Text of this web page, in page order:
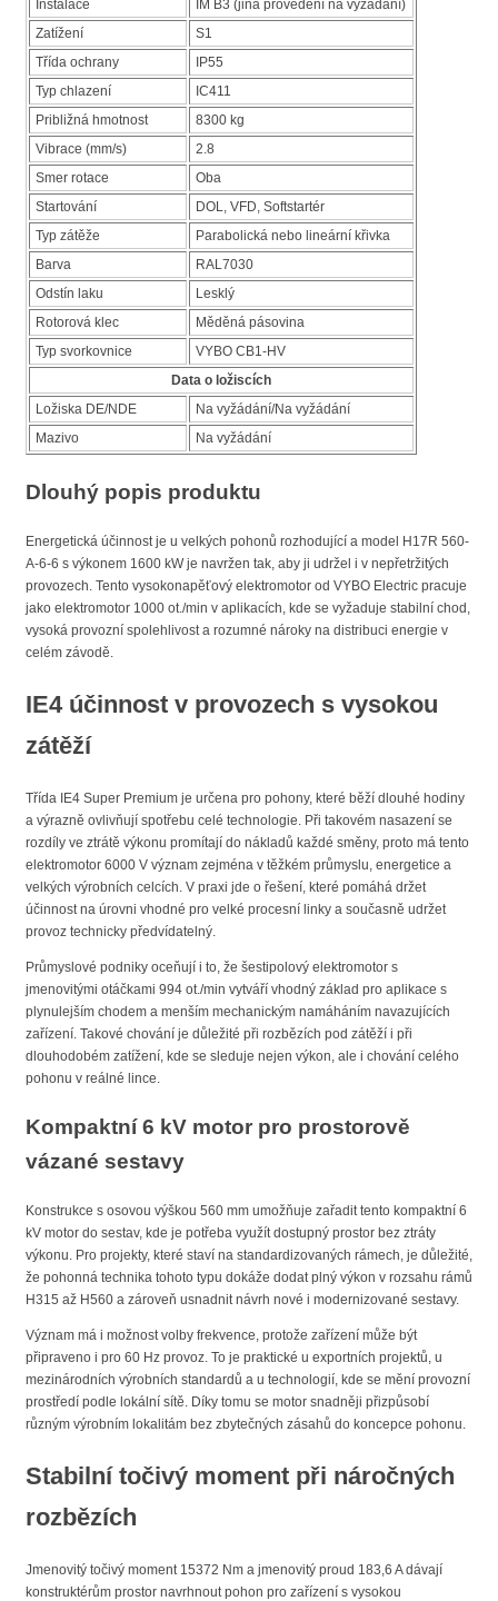
Instalace
IM B3 (jiná provedení na vyžádání)
Zatížení
S1
Třída ochrany
IP55
Typ chlazení
IC411
Približná hmotnost
8300 kg
Vibrace (mm/s)
2.8
Smer rotace
Oba
Startování
DOL, VFD, Softstartér
Typ zátěže
Parabolická nebo lineární křivka
Barva
RAL7030
Odstín laku
Lesklý
Rotorová klec
Měděná pásovina
Typ svorkovnice
VYBO CB1-HV
Data o ložiscích
Ložiska DE/NDE
Na vyžádání/Na vyžádání
Mazivo
Na vyžádání
Dlouhý popis produktu
Energetická účinnost je u velkých pohonů rozhodující a model H17R 560-
A-6-6 s výkonem 1600 kW je navržen tak, aby ji udržel i v nepřetržitých
provozech. Tento vysokonapěťový elektromotor od VYBO Electric pracuje
jako elektromotor 1000 ot./min v aplikacích, kde se vyžaduje stabilní chod,
vysoká provozní spolehlivost a rozumné nároky na distribuci energie v
celém závodě.
IE4 účinnost v provozech s vysokou
zátěží
Třída IE4 Super Premium je určena pro pohony, které běží dlouhé hodiny
a výrazně ovlivňují spotřebu celé technologie. Při takovém nasazení se
rozdíly ve ztrátě výkonu promítají do nákladů každé směny, proto má tento
elektromotor 6000 V význam zejména v těžkém průmyslu, energetice a
velkých výrobních celcích. V praxi jde o řešení, které pomáhá držet
účinnost na úrovni vhodné pro velké procesní linky a současně udržet
provoz technicky předvídatelný.
Průmyslové podniky oceňují i to, že šestipolový elektromotor s
jmenovitými otáčkami 994 ot./min vytváří vhodný základ pro aplikace s
plynulejším chodem a menším mechanickým namáháním navazujících
zařízení. Takové chování je důležité při rozbězích pod zátěží i při
dlouhodobém zatížení, kde se sleduje nejen výkon, ale i chování celého
pohonu v reálné lince.
Kompaktní 6 kV motor pro prostorově
vázané sestavy
Konstrukce s osovou výškou 560 mm umožňuje zařadit tento kompaktní 6
kV motor do sestav, kde je potřeba využít dostupný prostor bez ztráty
výkonu. Pro projekty, které staví na standardizovaných rámech, je důležité,
že pohonná technika tohoto typu dokáže dodat plný výkon v rozsahu rámů
H315 až H560 a zároveň usnadnit návrh nové i modernizované sestavy.
Význam má i možnost volby frekvence, protože zařízení může být
připraveno i pro 60 Hz provoz. To je praktické u exportních projektů, u
mezinárodních výrobních standardů a u technologií, kde se mění provozní
prostředí podle lokální sítě. Díky tomu se motor snadněji přizpůsobí
různým výrobním lokalitám bez zbytečných zásahů do koncepce pohonu.
Stabilní točivý moment při náročných
rozbězích
Jmenovitý točivý moment 15372 Nm a jmenovitý proud 183,6 A dávají
konstruktérům prostor navrhnout pohon pro zařízení s vysokou